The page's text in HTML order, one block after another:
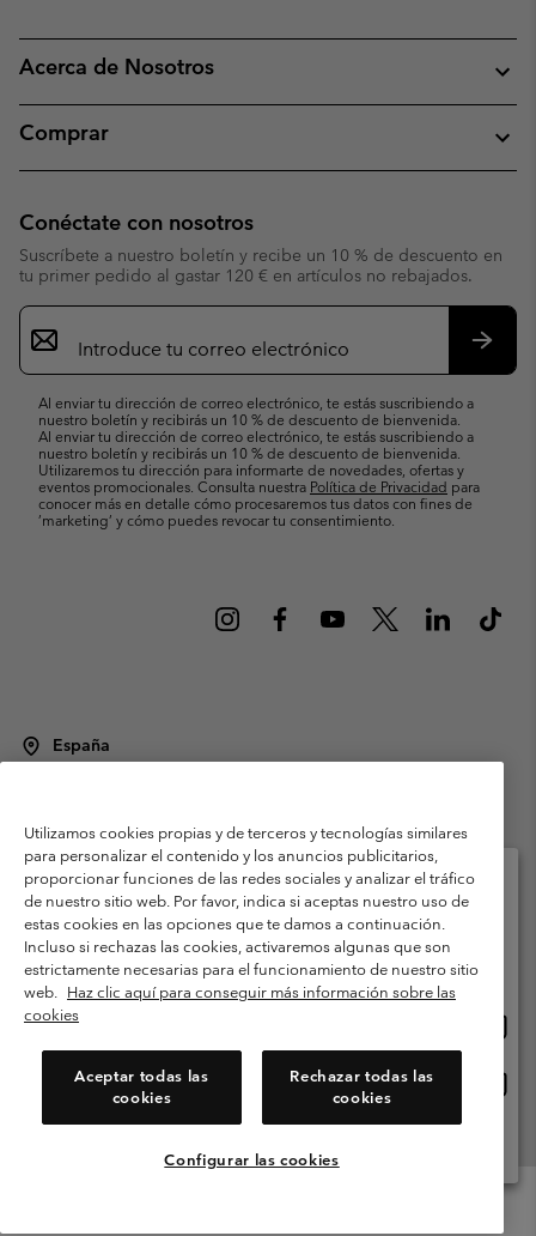
Acerca de Nosotros
Comprar
Conéctate con nosotros
Suscríbete a nuestro boletín y recibe un 10 % de descuento en
tu primer pedido al gastar 120 € en artículos no rebajados.
Suscripción
de
correo
Al enviar tu dirección de correo electrónico, te estás suscribiendo a
nuestro boletín y recibirás un 10 % de descuento de bienvenida.
Al enviar tu dirección de correo electrónico, te estás suscribiendo a
nuestro boletín y recibirás un 10 % de descuento de bienvenida.
Utilizaremos tu dirección para informarte de novedades, ofertas y
eventos promocionales. Consulta nuestra Política de Privacidad para
conocer más en detalle cómo procesaremos tus datos con fines de
’marketing’ y cómo puedes revocar tu consentimiento.
España
Condiciones de uso
Terminos de Venta
Garantía
Política de Privacidad
Términos y condiciones del programa de miembros
Términos De Uso Del Contenido Generado Por Los Usuarios
Impressum
Cookies Public CBCR
Utilizamos cookies propias y de terceros y tecnologías similares
para personalizar el contenido y los anuncios publicitarios,
proporcionar funciones de las redes sociales y analizar el tráfico
de nuestro sitio web. Por favor, indica si aceptas nuestro uso de
estas cookies en las opciones que te damos a continuación.
Incluso si rechazas las cookies, activaremos algunas que son
estrictamente necesarias para el funcionamiento de nuestro sitio
web. Haz clic aquí para conseguir más información sobre las
cookies
Aceptar todas las
cookies
Rechazar todas las
cookies
Configurar las cookies
Selecciona tu país e idioma envío
Compras en línea disponibles
línea
España
Ver Todos Los Países